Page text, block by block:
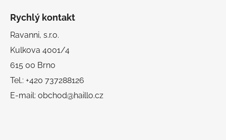
Rychlý kontakt
Ravanni, s.r.o.
Kulkova 4001/4
615 00 Brno
Tel.: +420 737288126
E-mail: obchod@haillo.cz